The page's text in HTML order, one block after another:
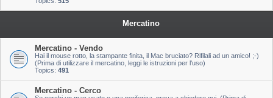
Mercatino
Mercatino - Vendo
Hai il mouse rotto, la stampante finita, il Mac bruciato? Rifilali ad un amico! ;-)
(Prima di utilizzare il mercatino, leggi le istruzioni per l'uso)
Topics: 491
Mercatino - Cerco